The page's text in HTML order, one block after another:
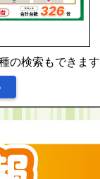
の検索もできま